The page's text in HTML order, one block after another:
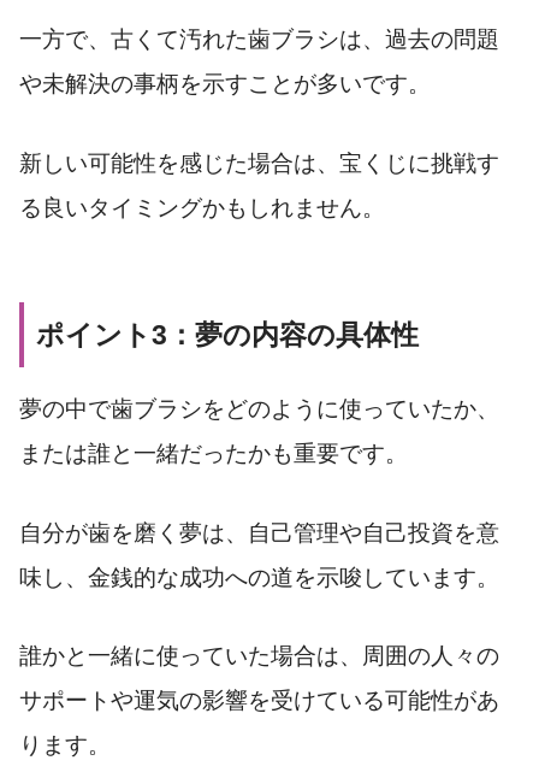
一方で、古くて汚れた歯ブラシは、過去の問題
や未解決の事柄を示すことが多いです。
新しい可能性を感じた場合は、宝くじに挑戦す
る良いタイミングかもしれません。
ポイント3：夢の内容の具体性
夢の中で歯ブラシをどのように使っていたか、
または誰と一緒だったかも重要です。
自分が歯を磨く夢は、自己管理や自己投資を意
味し、金銭的な成功への道を示唆しています。
誰かと一緒に使っていた場合は、周囲の人々の
サポートや運気の影響を受けている可能性があ
ります。